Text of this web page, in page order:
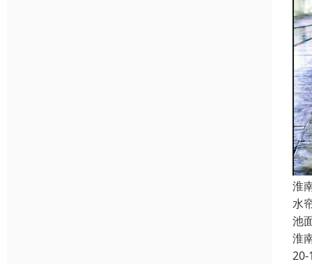
淮
水
池
淮
20-